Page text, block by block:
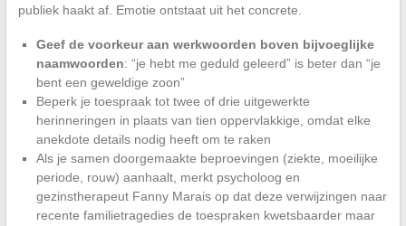
publiek haakt af. Emotie ontstaat uit het concrete.
Geef de voorkeur aan werkwoorden boven bijvoeglijke
naamwoorden: “je hebt me geduld geleerd” is beter dan “je
bent een geweldige zoon”
Beperk je toespraak tot twee of drie uitgewerkte
herinneringen in plaats van tien oppervlakkige, omdat elke
anekdote details nodig heeft om te raken
Als je samen doorgemaakte beproevingen (ziekte, moeilijke
periode, rouw) aanhaalt, merkt psycholoog en
gezinstherapeut Fanny Marais op dat deze verwijzingen naar
recente familietragedies de toespraken kwetsbaarder maar